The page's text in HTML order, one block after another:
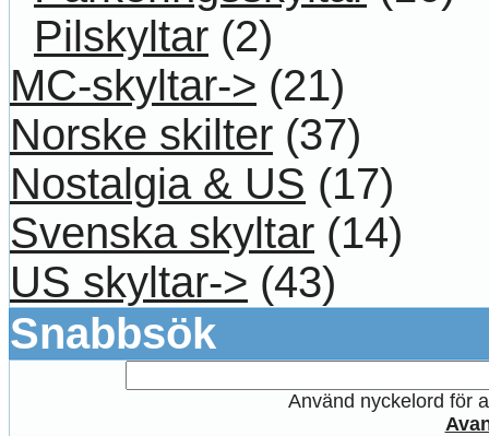
Pilskyltar (2)
MC-skyltar-> (21)
Norske skilter (37)
Nostalgia & US (17)
Svenska skyltar (14)
US skyltar-> (43)
Snabbsök
Använd nyckelord för